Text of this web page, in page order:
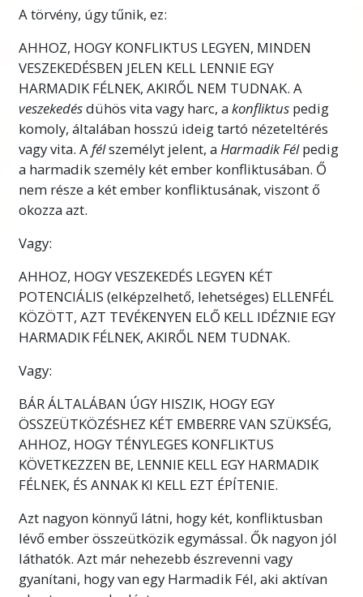
teszünk is? A sorson múlik? Ez olyan valami,
amit sosem fogunk megérteni vagy
megoldani? Nem. Egyik sem ezek közül. Ez
határozottan olyan dolog, amit meg lehet
érteni, meg lehet oldani, és teljesen rendezni
lehet.
L. Ron Hubbard sok elképesztő felfedezést
tett a konfliktusokról. Megtalálta, hogy
személyek között, csoportok között, sőt népek
között –, és pontos, de nagyon egyszerű
lépéseket dolgozott ki ezek rendezésére.
Ezen a tanfolyamon megtanulod minden
konfliktus okát, és megtanulod a
ami békét és boldogságot hoz az életedbe és
mások életébe.
Fontos figyelmeztetés
E tanfolyam végzése során nagyon vigyázz,
hogy soha még véletlenül se menj át egy olyan
szón, amelyet nem teljesen értesz! Egy
személy csakis azért hagyja abba valaminek a
tanulását, azért zavarodik össze, illetve azért
válik képtelenné valaminek a megtanulására,
mert átment egy olyan szón, amelyet nem
A törvény, úgy tűnik, ez:
AHHOZ, HOGY KONFLIKTUS LEGYEN, MINDEN
VESZEKEDÉSBEN JELEN KELL LENNIE EGY
HARMADIK FÉLNEK, AKIRŐL NEM TUDNAK. A
veszekedésdühös vita vagy harc, akonfliktus pedig
komoly, általában hosszú ideig tartó nézeteltérés
vagy vita. A félszemélyt jelent, a Harmadik Félpedig
a harmadik személy két ember konfliktusában. Ő
nem része a két ember konfliktusának, viszont ő
okozza azt.
Vagy:
AHHOZ, HOGY VESZEKEDÉS LEGYEN KÉT
POTENCIÁLIS (elképzelhető, lehetséges) ELLENFÉL
KÖZÖTT, AZT TEVÉKENYEN ELŐ KELL IDÉZNIE EGY
HARMADIK FÉLNEK, AKIRŐL NEM TUDNAK.
Vagy:
BÁR ÁLTALÁBAN ÚGY HISZIK, HOGY EGY
ÖSSZEÜTKÖZÉSHEZ KÉT EMBERRE VAN SZÜKSÉG,
AHHOZ, HOGY TÉNYLEGES KONFLIKTUS
KÖVETKEZZEN BE, LENNIE KELL EGY HARMADIK
FÉLNEK, ÉS ANNAK KI KELL EZT ÉPÍTENIE.
Azt nagyon könnyű látni, hogy két, konfliktusban
lévő ember összeütközik egymással. Ők nagyon jól
láthatók. Azt már nehezebb észrevenni vagy
gyanítani, hogy van egy Harmadik Fél, aki aktívan